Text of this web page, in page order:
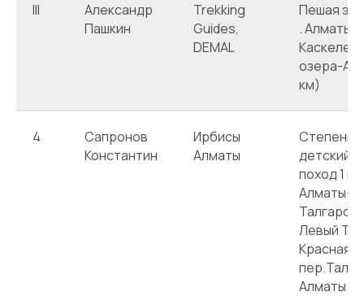
III
Александр
Пашкин
Trekking
Guides,
DEMAL
Пешая
. Алматы-
озера-
км)
4
Сапронов
Константин
Ирбисы
Алматы
детский
поход 1
Алматы-–
Левый
Красная
Алматы.